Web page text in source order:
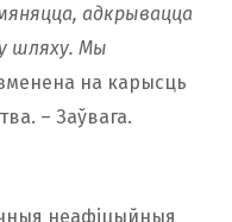
адкрывацца
шляху. Мы
на карысць
– Заўвага.
неафіцыйныя